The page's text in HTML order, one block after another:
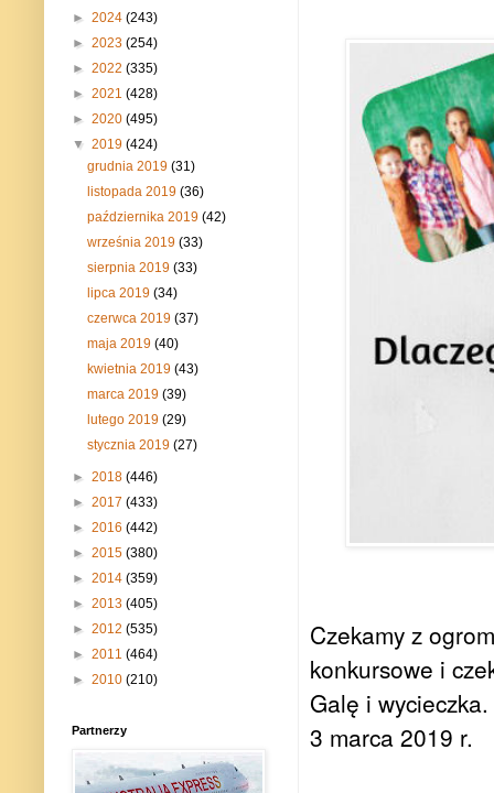
Czekamy z
konkursowe i
Galę i
3 marca 2019 r.
► 2024 (243)
► 2023 (254)
► 2022 (335)
► 2021 (428)
► 2020 (495)
▼ 2019 (424)
grudnia 2019(31)
listopada 2019(36)
października 2019(42)
września 2019(33)
sierpnia 2019(33)
lipca 2019(34)
czerwca 2019(37)
maja 2019(40)
kwietnia 2019(43)
marca 2019(39)
lutego 2019(29)
stycznia 2019(27)
► 2018 (446)
► 2017 (433)
► 2016 (442)
► 2015 (380)
► 2014 (359)
► 2013 (405)
► 2012 (535)
► 2011 (464)
► 2010 (210)
Partnerzy